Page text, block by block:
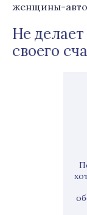
женщины-
Не
своего